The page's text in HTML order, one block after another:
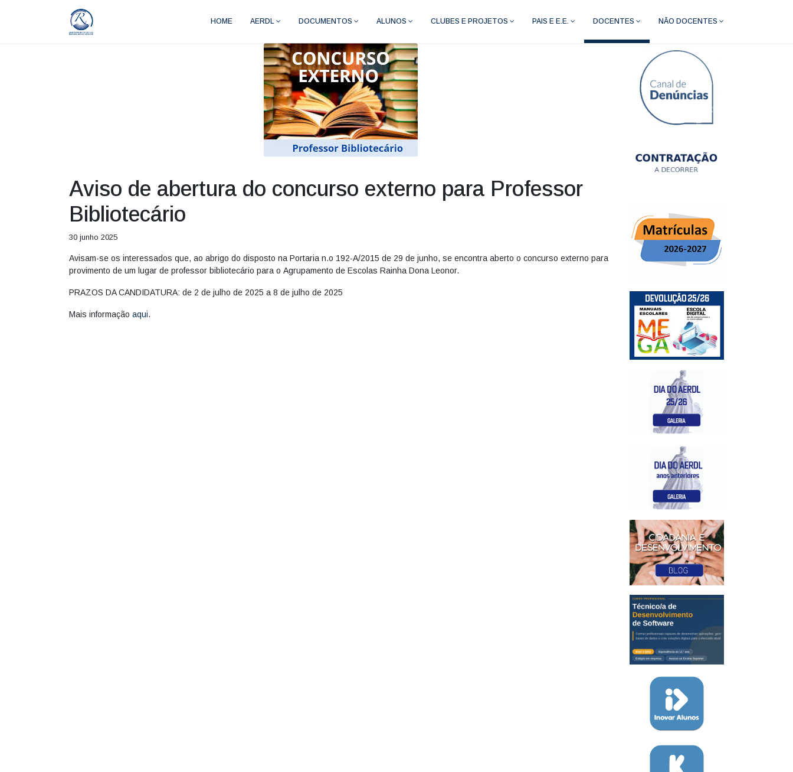
HOME AERDL DOCUMENTOS ALUNOS CLUBES E PROJETOS PAIS E E.E. DOCENTES NÃO DOCENTES
Aviso de abertura do concurso externo para Professor
Bibliotecário
30 junho 2025
Avisam-se os interessados que, ao abrigo do disposto na Portaria n.o 192-A/2015 de 29 de junho, se encontra aberto o concurso externo para
provimento de um lugar de professor bibliotecário para o Agrupamento de Escolas Rainha Dona Leonor.
PRAZOS DA CANDIDATURA: de 2 de julho de 2025 a 8 de julho de 2025
Mais informação aqui.